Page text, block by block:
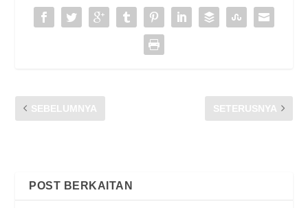
SEBELUMNYA SETERUSNYA
POST BERKAITAN